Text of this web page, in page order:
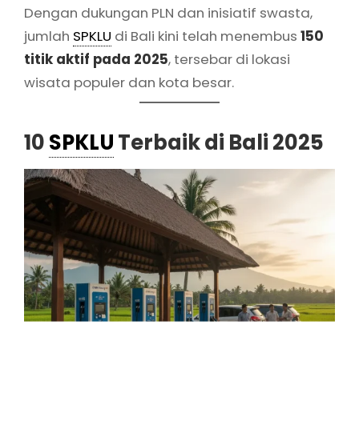
Dengan dukungan PLN dan inisiatif swasta,
jumlah SPKLU di Bali kini telah menembus 150
titik aktif pada 2025, tersebar di lokasi
wisata populer dan kota besar.
10SPKLUTerbaik di Bali 2025